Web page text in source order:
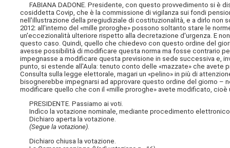
FABIANA DADONE. Presidente, con questo provvedimento si è
cosiddetta Covip, che è la commissione di vigilanza sui fondi
nell'illustrazione della pregiudiziale di costituzionalità, e a dirlo non
2012: all'interno del «mille proroghe» possono soltanto stare le
un'eccezionalità ulteriore rispetto alla decretazione d'urgenza. E
questo caso. Quindi, quello che chiedevo con questo ordine del
avesse possibilità di modificare questa norma ma fosse contrario
impegnasse a modificare questa previsione in sede successiva e,
punto, si estende all'Aula: tenuto conto delle «mazzate» che
Consulta sulla legge elettorale, magari un «pelino» in più di
bisognerebbe impegnarsi ad approvare questo ordine del giorno –
modificare quello che con il «mille proroghe» avete modificato, cioè
PRESIDENTE. Passiamo ai voti.
Indìco la votazione nominale, mediante procedimento
Dichiaro aperta la votazione.
(Segue la votazione)
Dichiaro chiusa la votazione.